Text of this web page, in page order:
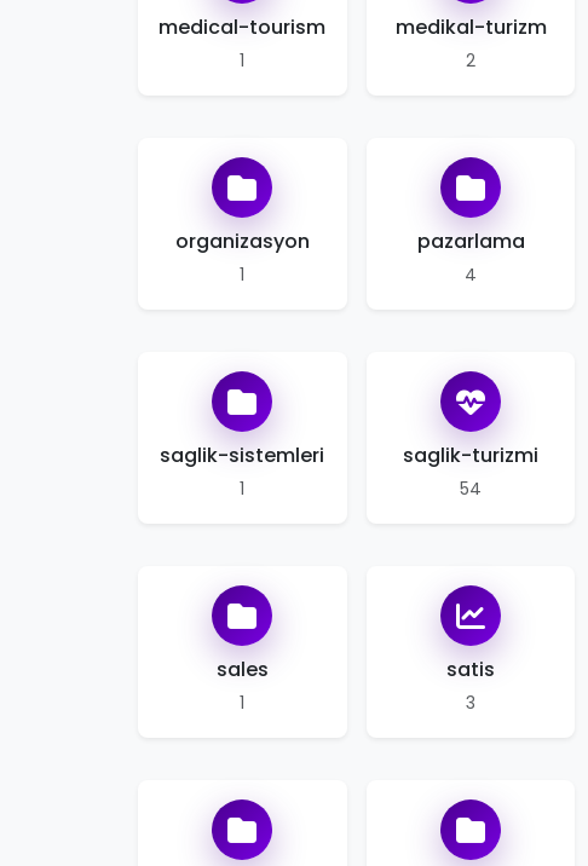
medical-tourism
1
medikal-turizm
2
organizasyon
1
pazarlama
4
saglik-sistemleri
1
saglik-turizmi
54
sales
1
satis
3